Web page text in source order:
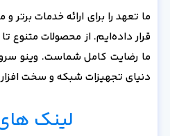
ما تعهد را برای ارائه خدمات برتر
قرار داده‌ایم. از محصولات
ما رضایت کامل شماست. وینو
دنیای تجهیزات شبکه و سخت
لینک